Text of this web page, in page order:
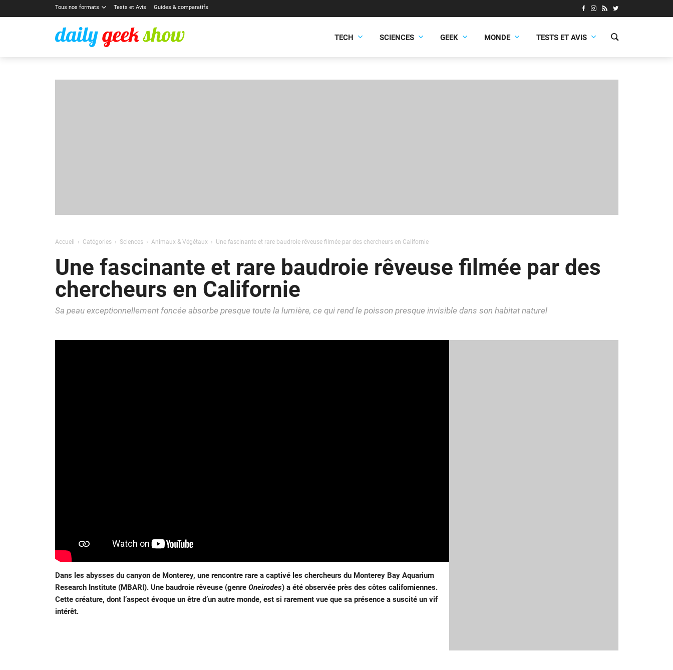
Tous nos formats Tests et Avis Guides & comparatifs
TECH SCIENCES GEEK MONDE TESTS ET AVIS
Accueil Catégories Sciences Animaux & Végétaux Une fascinante et rare baudroie rêveuse filmée par des chercheurs en Californie
Une fascinante et rare baudroie rêveuse filmée par des
chercheurs en Californie
Sa peau exceptionnellement foncée absorbe presque toute la lumière, ce qui rend le poisson presque invisible dans son habitat naturel
Dans les abysses du canyon de Monterey, une rencontre rare a captivé les chercheurs du Monterey Bay Aquarium
Research Institute (MBARI). Une baudroie rêveuse (genre Oneirodes) a été observée près des côtes californiennes.
Cette créature, dont l’aspect évoque un être d’un autre monde, est si rarement vue que sa présence a suscité un vif
intérêt.